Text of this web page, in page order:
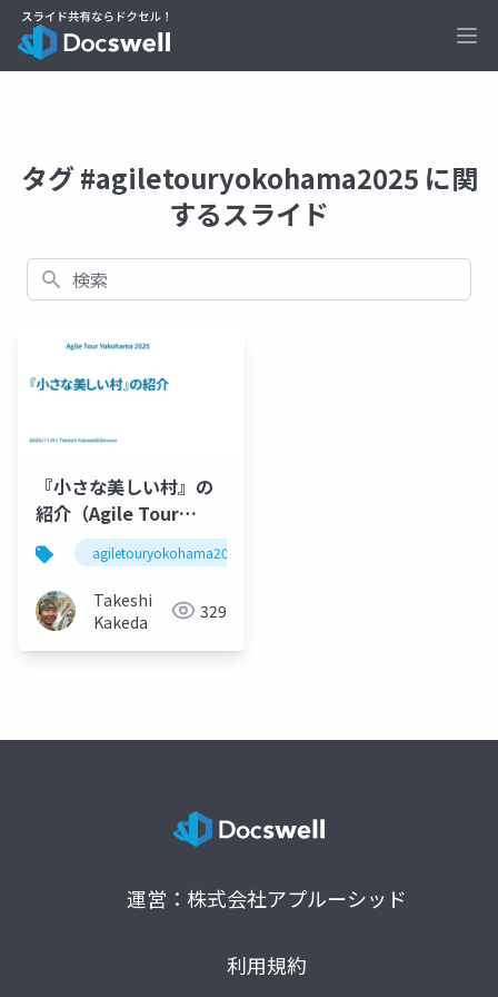
タグ #agiletouryokohama2025 に関
するスライド
検索
『小さな美しい村』の
紹介（Agile Tour
Yokohama 2025）
agiletouryokohama2025
Takeshi
Kakeda
329
運営：株式会社アプルーシッド
利用規約